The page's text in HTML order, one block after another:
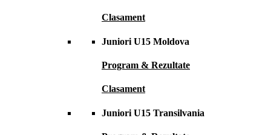
Clasament
Juniori U15 Moldova
Program & Rezultate
Clasament
Juniori U15 Transilvania